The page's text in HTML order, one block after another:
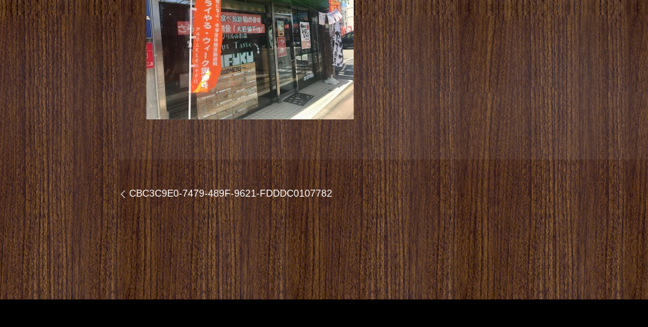
CBC3C9E0-7479-489F-9621-FDDDC0107782